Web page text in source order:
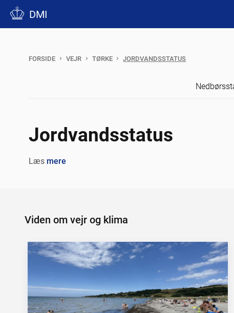
DMI
FORSIDE VEJR TØRKE JORDVANDSSTATUS
Jordvandsstatus
Læs mere
Viden om vejr og klima